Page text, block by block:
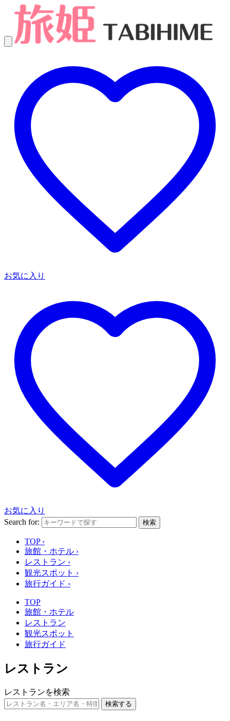
お気に入り
お気に入り
Search for:
検索
TOP ›
旅館・ホテル ›
レストラン ›
観光スポット ›
旅行ガイド ›
TOP
旅館・ホテル
レストラン
観光スポット
旅行ガイド
レストラン
レストランを検索
検索する